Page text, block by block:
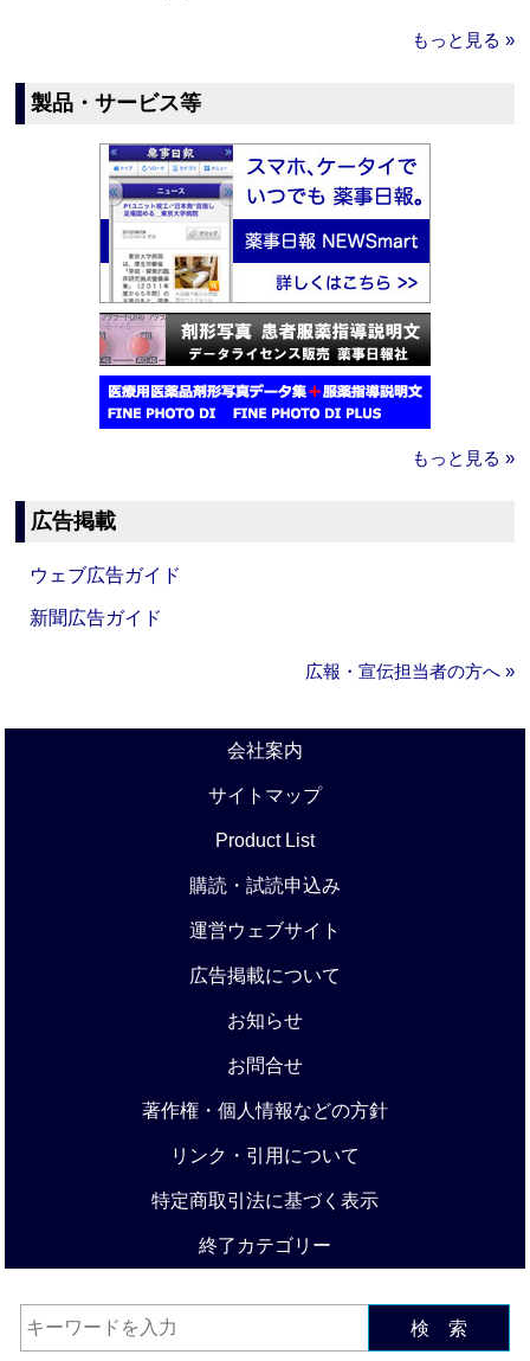
もっと見る »
製品・サービス等
もっと見る »
広告掲載
ウェブ広告ガイド
新聞広告ガイド
広報・宣伝担当者の方へ »
会社案内
サイトマップ
Product List
購読・試読申込み
運営ウェブサイト
広告掲載について
お知らせ
お問合せ
著作権・個人情報などの方針
リンク・引用について
特定商取引法に基づく表示
終了カテゴリー
検 索